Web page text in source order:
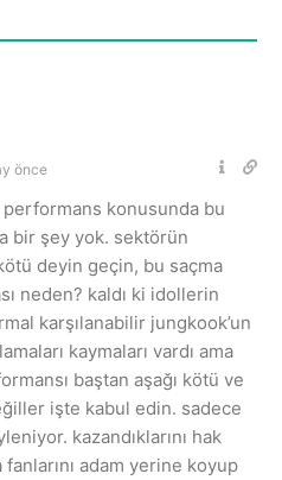
önce
konusunda bu
bir şey yok. sektörün
deyin geçin, bu saçma
neden? kaldı ki idollerin
karşılanabilir jungkook’un
kaymaları vardı ama
baştan aşağı kötü ve
işte kabul edin. sadece
kazandıklarını hak
adam yerine koyup